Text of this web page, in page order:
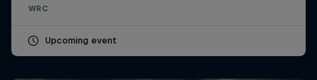
WRC
Upcoming event